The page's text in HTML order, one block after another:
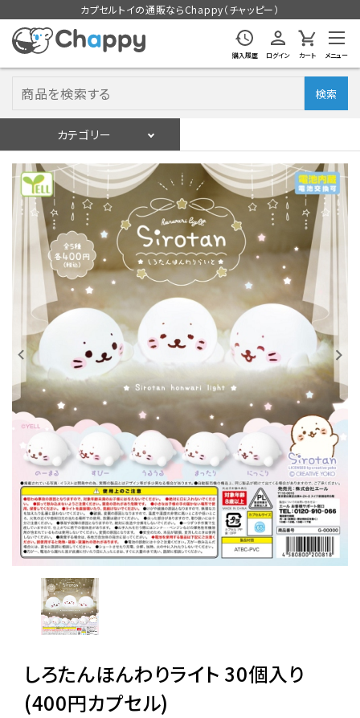
カプセルトイの通販ならChappy（チャッピー）
購入履歴 ログイン カート メニュー
検索
カテゴリー
ログイン 会員登録
入荷スケジュールをチェック
カプセルトイマシン本体
カプセルトイ
販促用空カプセル
レンタル
景品・玩具・文具
販促用カプセルトイ
よくあるご質問
06-6282-7659
しろたんほんわりライト 30個入り
(400円カプセル)